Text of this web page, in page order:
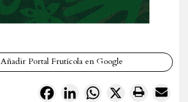
Añadir Portal Frutícola en Google
FacebookLinkedInWhatsApp
X